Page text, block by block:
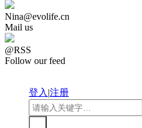
Nina@evolife.cn
Mail us
@RSS
Follow our feed
登入|注册